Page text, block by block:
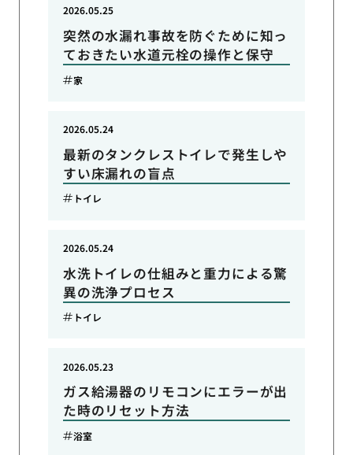
突然の水漏れ事故を防ぐために知っ
ておきたい水道元栓の操作と保守
2026.05.25
家
最新のタンクレストイレで発生しや
すい床漏れの盲点
2026.05.24
トイレ
水洗トイレの仕組みと重力による驚
異の洗浄プロセス
2026.05.24
トイレ
ガス給湯器のリモコンにエラーが出
た時のリセット方法
2026.05.23
浴室